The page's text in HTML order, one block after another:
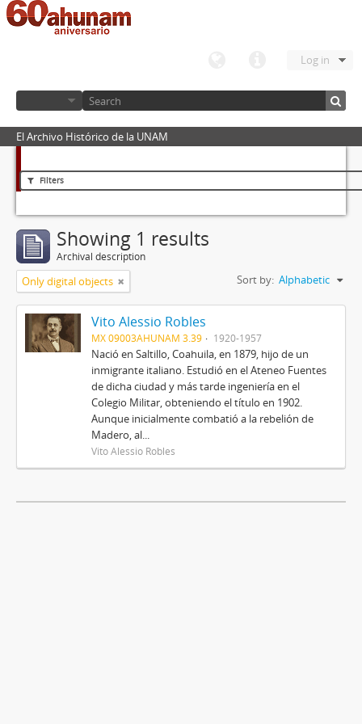
Log in
El Archivo Histórico de la UNAM
Filters
Showing 1 results
Archival description
Only digital objects Sort by: Alphabetic
Vito Alessio Robles
MX 09003AHUNAM 3.39 1920-1957
Nació en Saltillo, Coahuila, en 1879, hijo de un
inmigrante italiano. Estudió en el Ateneo Fuentes
de dicha ciudad y más tarde ingeniería en el
Colegio Militar, obteniendo el título en 1902.
Aunque inicialmente combatió a la rebelión de
Madero, al...
Vito Alessio Robles